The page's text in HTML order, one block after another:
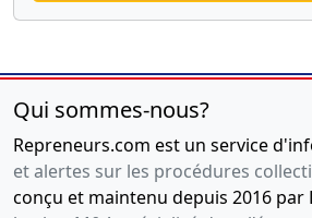
Qui sommes-nous?
Repreneurs.com est un service
et alertes sur les procédures
conçu et maintenu depuis 2016 par